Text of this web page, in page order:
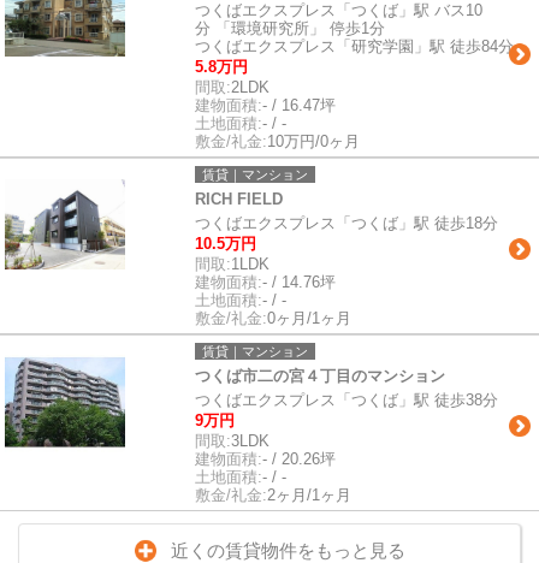
つくばエクスプレス「つくば」駅 バス10
分 「環境研究所」 停歩1分
つくばエクスプレス「研究学園」駅 徒歩84分
5.8万円
間取:2LDK
建物面積:- / 16.47坪
土地面積:- / -
敷金/礼金:10万円/0ヶ月
賃貸｜マンション
RICH FIELD
つくばエクスプレス「つくば」駅 徒歩18分
10.5万円
間取:1LDK
建物面積:- / 14.76坪
土地面積:- / -
敷金/礼金:0ヶ月/1ヶ月
賃貸｜マンション
つくば市二の宮４丁目のマンション
つくばエクスプレス「つくば」駅 徒歩38分
9万円
間取:3LDK
建物面積:- / 20.26坪
土地面積:- / -
敷金/礼金:2ヶ月/1ヶ月
近くの賃貸物件をもっと見る